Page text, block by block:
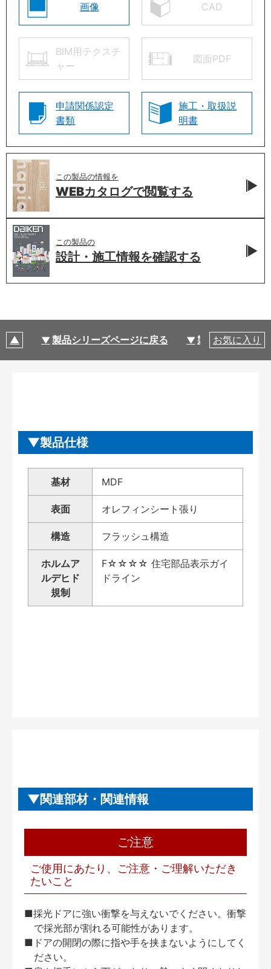
画像 CAD
BIM用テクスチ
ャー
図面PDF
申請関係認定
書類
施工・取扱説
明書
この製品の情報を
WEBカタログで閲覧する
この製品の
設計・施工情報を確認する
製品シリーズページに戻る 製品仕様
お気に入り
製品仕様
基材 MDF
表面 オレフィンシート張り
構造 フラッシュ構造
ホルムア
ルデヒド
規制
F☆☆☆☆ 住宅部品表示ガイ
ドライン
関連部材・関連情報
ご注意
ご使用にあたり、ご注意・ご理解いただき
たいこと
■採光ドアに強い衝撃を与えないでください。衝撃
で採光部が割れる可能性があります。
■ドアの開閉の際に指や手を挟まないようにしてく
ださい。